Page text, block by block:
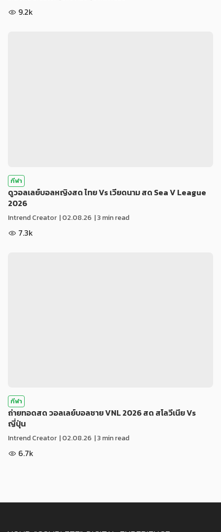
9.2k
กีฬา
ดูวอลเลย์บอลหญิงสด ไทย Vs เวียดนาม สด Sea V League
2026
Intrend Creator |02.08.26 | 3 min read
7.3k
กีฬา
ถ่ายทอดสด วอลเลย์บอลชาย VNL 2026 สด สโลวีเนีย Vs
ญี่ปุ่น
Intrend Creator |02.08.26 | 3 min read
6.7k